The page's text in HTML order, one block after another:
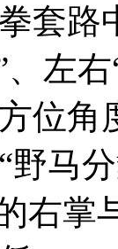
套路
、左
位角
野马
右掌